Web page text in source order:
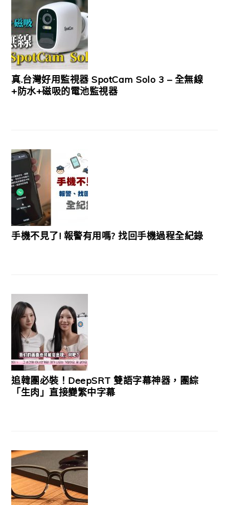
真.台灣好用監視器 SpotCam Solo 3 – 全無線
+防水+磁吸的電池監視器
手機不見了! 報警有用嗎? 找回手機過程全紀錄
追韓團必裝！DeepSRT 雙語字幕神器，團綜
「生肉」直接變繁中字幕